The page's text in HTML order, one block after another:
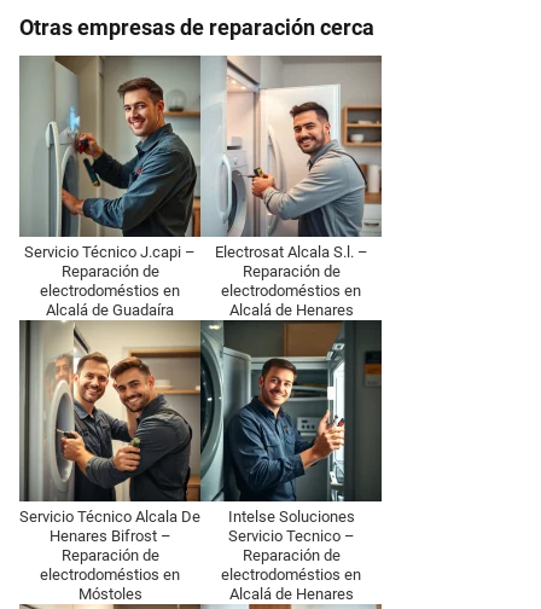
Otras empresas de reparación cerca
Servicio Técnico J.capi –
Reparación de
electrodoméstios en
Alcalá de Guadaíra
Electrosat Alcala S.l. –
Reparación de
electrodoméstios en
Alcalá de Henares
Servicio Técnico Alcala De
Henares Bifrost –
Reparación de
electrodoméstios en
Móstoles
Intelse Soluciones
Servicio Tecnico –
Reparación de
electrodoméstios en
Alcalá de Henares